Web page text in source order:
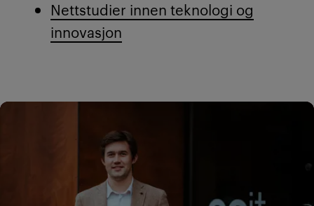
Nettstudier innen teknologi og
innovasjon